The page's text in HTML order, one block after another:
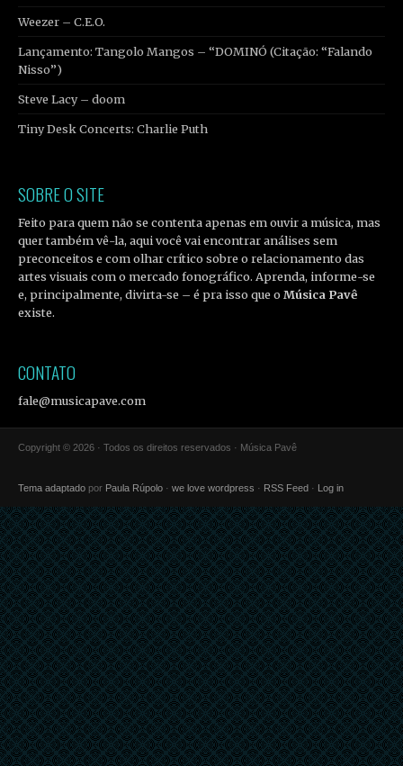
Weezer – C.E.O.
Lançamento: Tangolo Mangos – “DOMINÓ (Citação: “Falando
Nisso”)
Steve Lacy – doom
Tiny Desk Concerts: Charlie Puth
SOBRE O SITE
Feito para quem não se contenta apenas em ouvir a música, mas
quer também vê-la, aqui você vai encontrar análises sem
preconceitos e com olhar crítico sobre o relacionamento das
artes visuais com o mercado fonográfico. Aprenda, informe-se
e, principalmente, divirta-se – é pra isso que oMúsica Pavê
existe.
CONTATO
fale@musicapave.com
Copyright © 2026 · Todos os direitos reservados · Música Pavê
Tema adaptado por Paula Rúpolo · we love wordpress · RSS Feed · Log in